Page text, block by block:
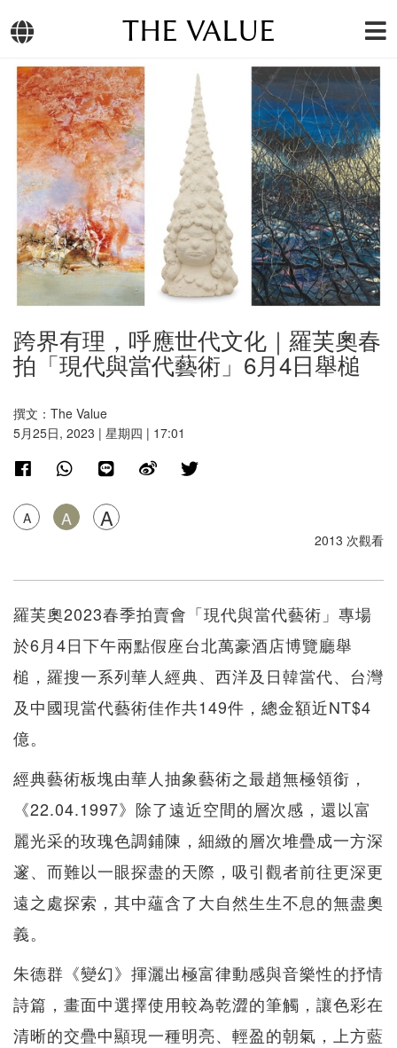
THE VALUE
跨界有理，呼應世代文化｜羅芙奧春
拍「現代與當代藝術」6月4日舉槌
撰文：The Value
5月25日, 2023 | 星期四 | 17:01
A A A
2013 次觀看
羅芙奧2023春季拍賣會「現代與當代藝術」專場
於6月4日下午兩點假座台北萬豪酒店博覽廳舉
槌，羅搜一系列華人經典、西洋及日韓當代、台灣
及中國現當代藝術佳作共149件，總金額近NT$4
億。
經典藝術板塊由華人抽象藝術之最趙無極領銜，
《22.04.1997》除了遠近空間的層次感，還以富
麗光采的玫瑰色調鋪陳，細緻的層次堆疊成一方深
邃、而難以一眼探盡的天際，吸引觀者前往更深更
遠之處探索，其中蘊含了大自然生生不息的無盡奧
義。
朱德群《變幻》揮灑出極富律動感與音樂性的抒情
詩篇，畫面中選擇使用較為乾澀的筆觸，讓色彩在
清晰的交疊中顯現一種明亮、輕盈的朝氣，上方藍